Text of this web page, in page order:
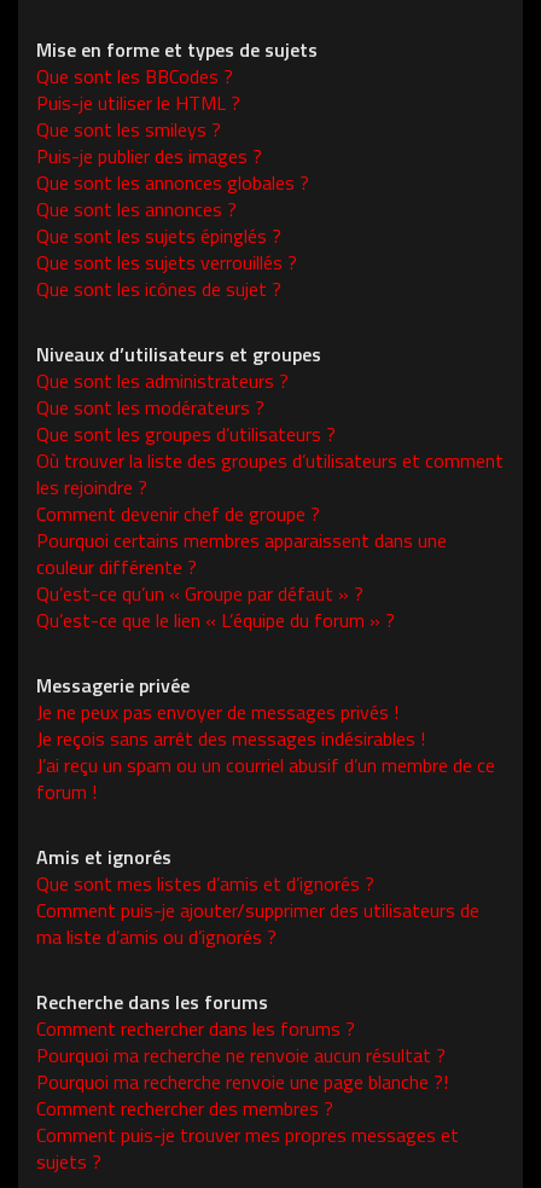
Mise en forme et types de sujets
Que sont les BBCodes ?
Puis-je utiliser le HTML ?
Que sont les smileys ?
Puis-je publier des images ?
Que sont les annonces globales ?
Que sont les annonces ?
Que sont les sujets épinglés ?
Que sont les sujets verrouillés ?
Que sont les icônes de sujet ?
Niveaux d’utilisateurs et groupes
Que sont les administrateurs ?
Que sont les modérateurs ?
Que sont les groupes d’utilisateurs ?
Où trouver la liste des groupes d’utilisateurs et comment
les rejoindre ?
Comment devenir chef de groupe ?
Pourquoi certains membres apparaissent dans une
couleur différente ?
Qu’est-ce qu’un « Groupe par défaut » ?
Qu’est-ce que le lien « L’équipe du forum » ?
Messagerie privée
Je ne peux pas envoyer de messages privés !
Je reçois sans arrêt des messages indésirables !
J’ai reçu un spam ou un courriel abusif d’un membre de ce
forum !
Amis et ignorés
Que sont mes listes d’amis et d’ignorés ?
Comment puis-je ajouter/supprimer des utilisateurs de
ma liste d’amis ou d’ignorés ?
Recherche dans les forums
Comment rechercher dans les forums ?
Pourquoi ma recherche ne renvoie aucun résultat ?
Pourquoi ma recherche renvoie une page blanche ?!
Comment rechercher des membres ?
Comment puis-je trouver mes propres messages et
sujets ?